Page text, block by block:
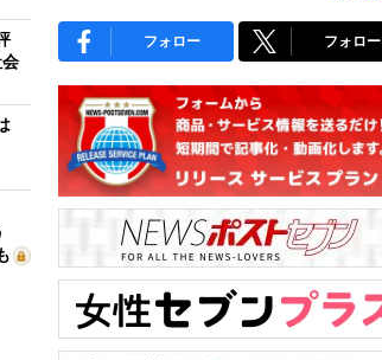
フォロー フォロー